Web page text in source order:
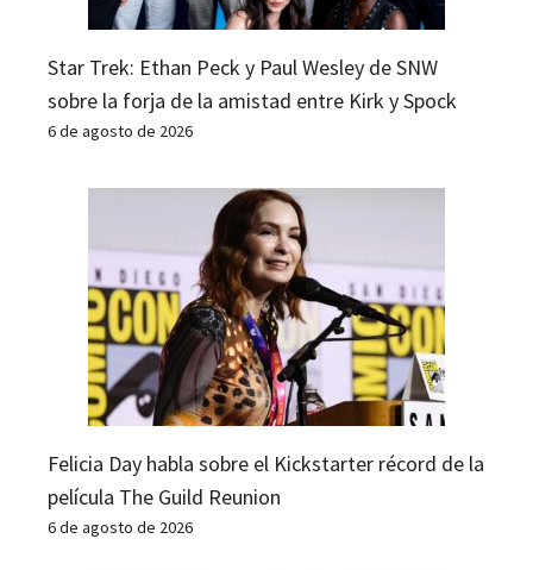
Star Trek: Ethan Peck y Paul Wesley de SNW
sobre la forja de la amistad entre Kirk y Spock
6 de agosto de 2026
Felicia Day habla sobre el Kickstarter récord de la
película The Guild Reunion
6 de agosto de 2026